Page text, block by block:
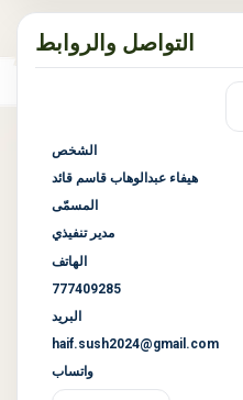
التواصل والروابط
الشخص
هيفاء عبدالوهاب قاسم قائد
المسمّى
مدير تنفيذي
الهاتف
777409285
البريد
haif.sush2024@gmail.com
واتساب